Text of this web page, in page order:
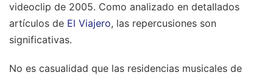
videoclip de 2005. Como analizado en detallados
artículos de El Viajero, las repercusiones son
significativas.
No es casualidad que las residencias musicales de